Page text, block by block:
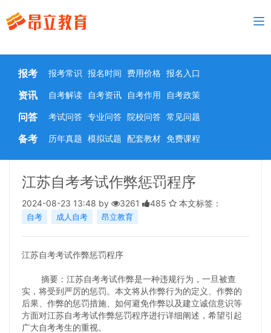
报考 报考常识 报名时间 费用价格 报名入口
资讯 自考解读 自考资讯 自考作用 自考政策
问答 考试问答 专业问答 院校问答 常见问题
备考 历年真题 模拟试题 配套教材 免费课程
江苏自考考试作弊惩罚程序
2024-08-23 13:48 by 3261 485 本文标签：
自考 成人自考 昂立教育
江苏自考考试作弊惩罚程序
摘要：江苏自考考试作弊是一种违规行为，一旦被查
实，将受到严厉的惩罚。本文将从作弊行为的定义、作弊的
后果、作弊的惩罚措施、如何避免作弊以及建立诚信意识等
方面对江苏自考考试作弊惩罚程序进行详细阐述，希望引起
广大自考考生的重视。